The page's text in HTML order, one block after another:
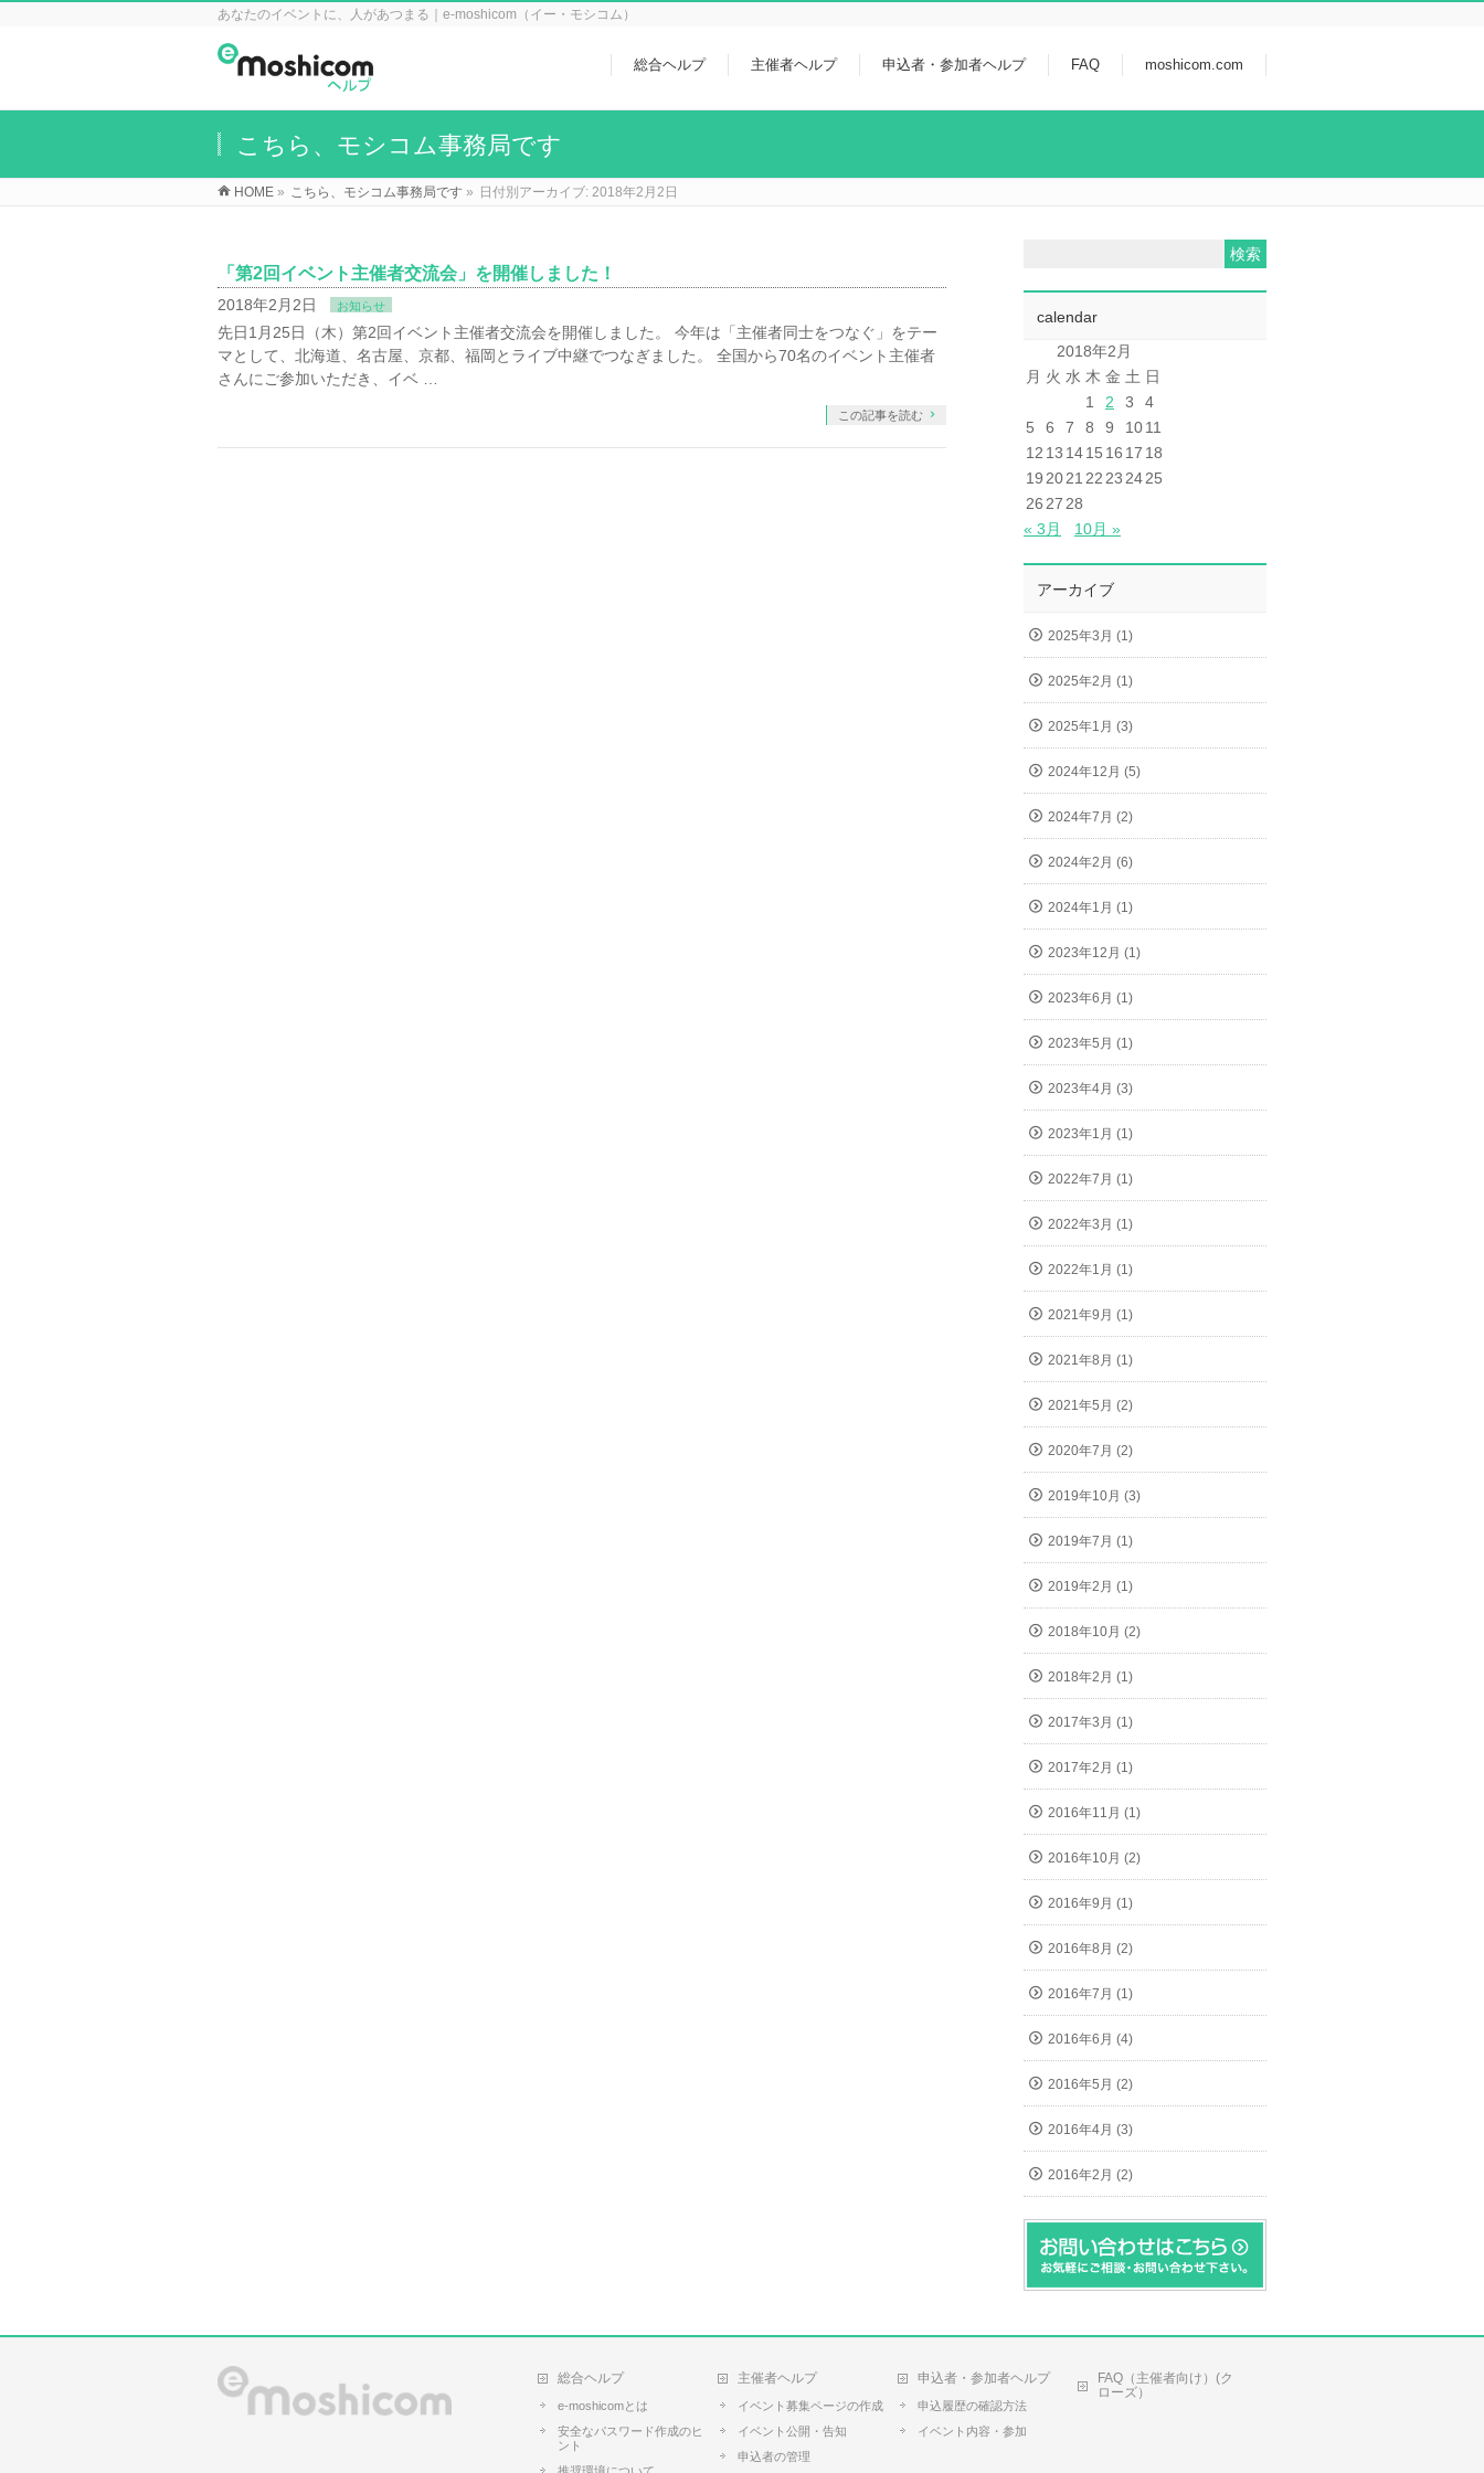
あなたのイベントに、人があつまる｜e-moshicom（イー・モシコム）
総合ヘルプ 主催者ヘルプ 申込者・参加者ヘルプ FAQ moshicom.com
こちら、モシコム事務局です
HOME » こちら、モシコム事務局です » 日付別アーカイブ: 2018年2月2日
「第2回イベント主催者交流会」を開催しました！
2018年2月2日 お知らせ
先日1月25日（木）第2回イベント主催者交流会を開催しました。 今年は「主催者同士をつなぐ」をテー
マとして、北海道、名古屋、京都、福岡とライブ中継でつなぎました。 全国から70名のイベント主催者
さんにご参加いただき、イベ …
この記事を読む
calendar
2018年2月
月 火 水 木 金 土 日
1
2 3
4
5
6 7 8 9 1011
12 13 1415 16 17 18
19 2021 22 23 2425
26 27 28
« 3月
10月 »
アーカイブ
2025年3月 (1)
2025年2月 (1)
2025年1月 (3)
2024年12月 (5)
2024年7月 (2)
2024年2月 (6)
2024年1月 (1)
2023年12月 (1)
2023年6月 (1)
2023年5月 (1)
2023年4月 (3)
2023年1月 (1)
2022年7月 (1)
2022年3月 (1)
2022年1月 (1)
2021年9月 (1)
2021年8月 (1)
2021年5月 (2)
2020年7月 (2)
2019年10月 (3)
2019年7月 (1)
2019年2月 (1)
2018年10月 (2)
2018年2月 (1)
2017年3月 (1)
2017年2月 (1)
2016年11月 (1)
2016年10月 (2)
2016年9月 (1)
2016年8月 (2)
2016年7月 (1)
2016年6月 (4)
2016年5月 (2)
2016年4月 (3)
2016年2月 (2)
総合ヘルプ
e-moshicomとは
安全なパスワード作成のヒ
ント
主催者ヘルプ
イベント募集ページの作成
イベント公開・告知
申込者の管理
申込者・参加者ヘルプ
申込履歴の確認方法
イベント内容・参加
FAQ（主催者向け）(ク
ローズ）